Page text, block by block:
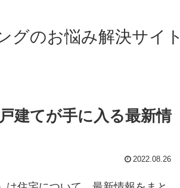
グのお悩み解決サイト
建てが手に入る最新情
2022.08.26